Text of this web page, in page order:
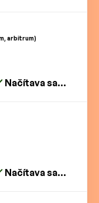
arbitrum)
Načítava sa...
Načítava sa...